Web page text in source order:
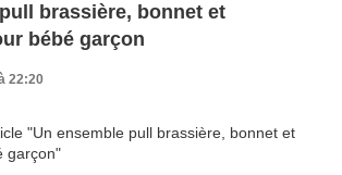
brassière, bonnet et
bébé garçon
22:20